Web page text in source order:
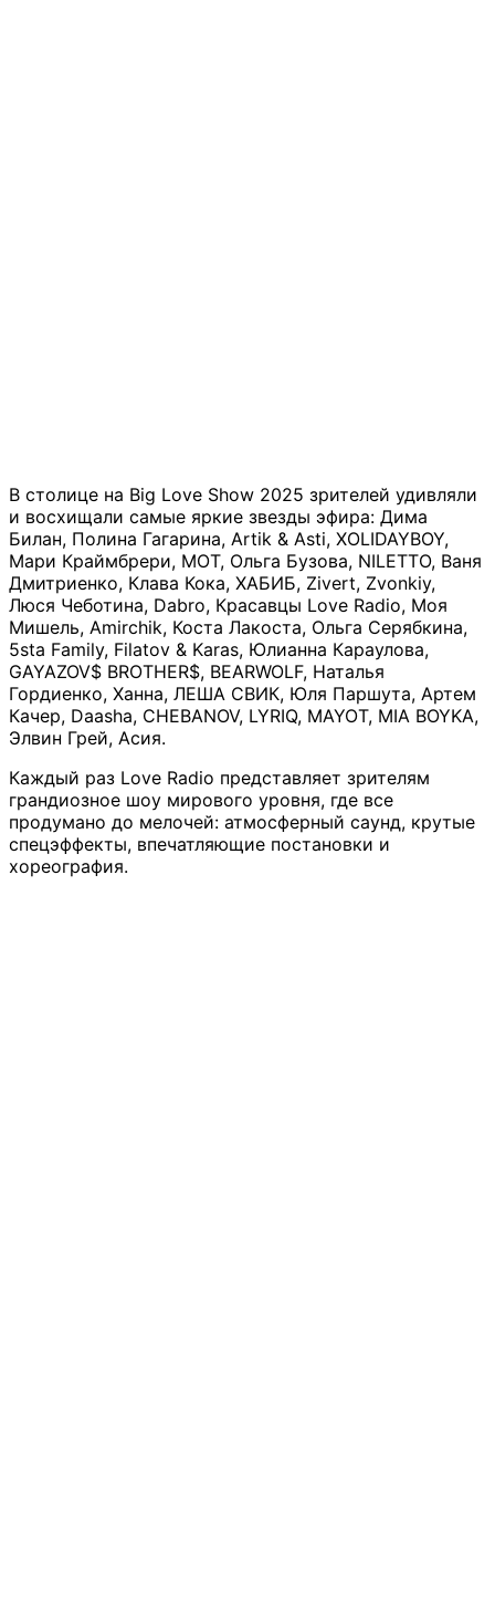
В столице на Big Love Show 2025 зрителей удивляли
и восхищали самые яркие звезды эфира: Дима
Билан, Полина Гагарина, Artik & Asti, XOLIDAYBOY,
Мари Краймбрери, МОТ, Ольга Бузова, NILETTO, Ваня
Дмитриенко, Клава Кока, ХАБИБ, Zivert, Zvonkiy,
Люся Чеботина, Dabro, Красавцы Love Radio, Моя
Мишель, Amirchik, Коста Лакоста, Ольга Серябкина,
5sta Family, Filatov & Karas, Юлианна Караулова,
GAYAZOV$ BROTHER$, BEARWOLF, Наталья
Гордиенко, Ханна, ЛЕША СВИК, Юля Паршута, Артем
Качер, Daasha, CHEBANOV, LYRIQ, MAYOT, MIA BOYKA,
Элвин Грей, Асия.
Каждый раз Love Radio представляет зрителям
грандиозное шоу мирового уровня, где все
продумано до мелочей: атмосферный саунд, крутые
спецэффекты, впечатляющие постановки и
хореография.